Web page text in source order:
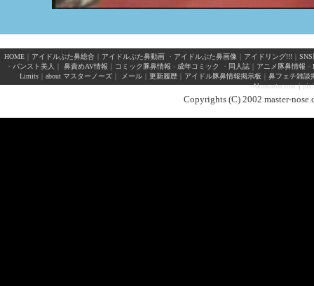
HOME｜ アイドルぶた鼻総合 アイドルぶた鼻動画・ アイドルぶた鼻画像 アイドリング!!!｜
・ パンスト美人 鼻責めAV情報 コミック豚鼻情報 - 成年コミック ・ 同人誌｜ アニメ豚鼻情報 -
Limits
about マスターノーズ メール 更新履歴 アイドル豚鼻情報掲示板
鼻フェチ雑談
Akumaster.com｜
Copyrights (C) 2002 master-